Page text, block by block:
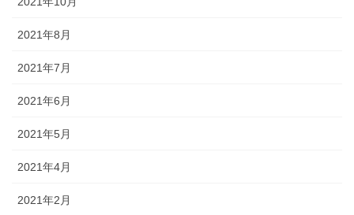
2021年8月
2021年7月
2021年6月
2021年5月
2021年4月
2021年2月